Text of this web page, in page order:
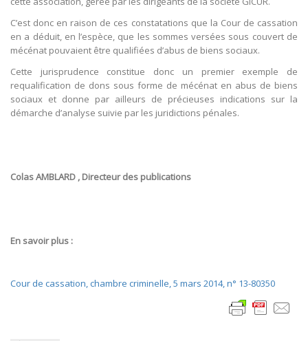
C’est donc en raison de ces constatations que la Cour de cassation
en a déduit, en l’espèce, que les sommes versées sous couvert de
mécénat pouvaient être qualifiées d’abus de biens sociaux.
Cette jurisprudence constitue donc un premier exemple de
requalification de dons sous forme de mécénat en abus de biens
sociaux et donne par ailleurs de précieuses indications sur la
démarche d’analyse suivie par les juridictions pénales.
Colas AMBLARD , Directeur des publications
En savoir plus :
Cour de cassation, chambre criminelle, 5 mars 2014, n° 13-80350